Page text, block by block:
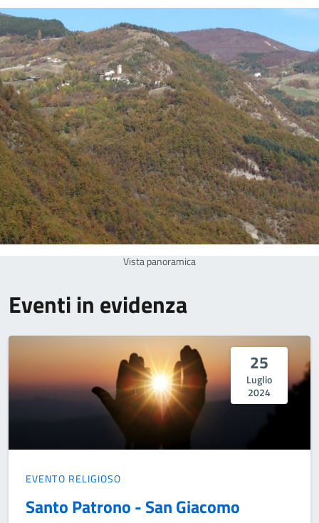
Vista panoramica
Eventi in evidenza
25
Luglio
2024
EVENTO RELIGIOSO
Santo Patrono - San Giacomo